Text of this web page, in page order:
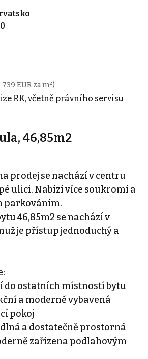
739 EUR za m²)
RK, včetně právního servisu
46,85m2
prodej se nachází v centru
ulici. Nabízí více soukromí a
parkováním.
46,85m2 se nachází v
je přístup jednoduchý a
do ostatních místností bytu
a moderně vybavená
pokoj
a dostatečně prostorná
zařízena podlahovým